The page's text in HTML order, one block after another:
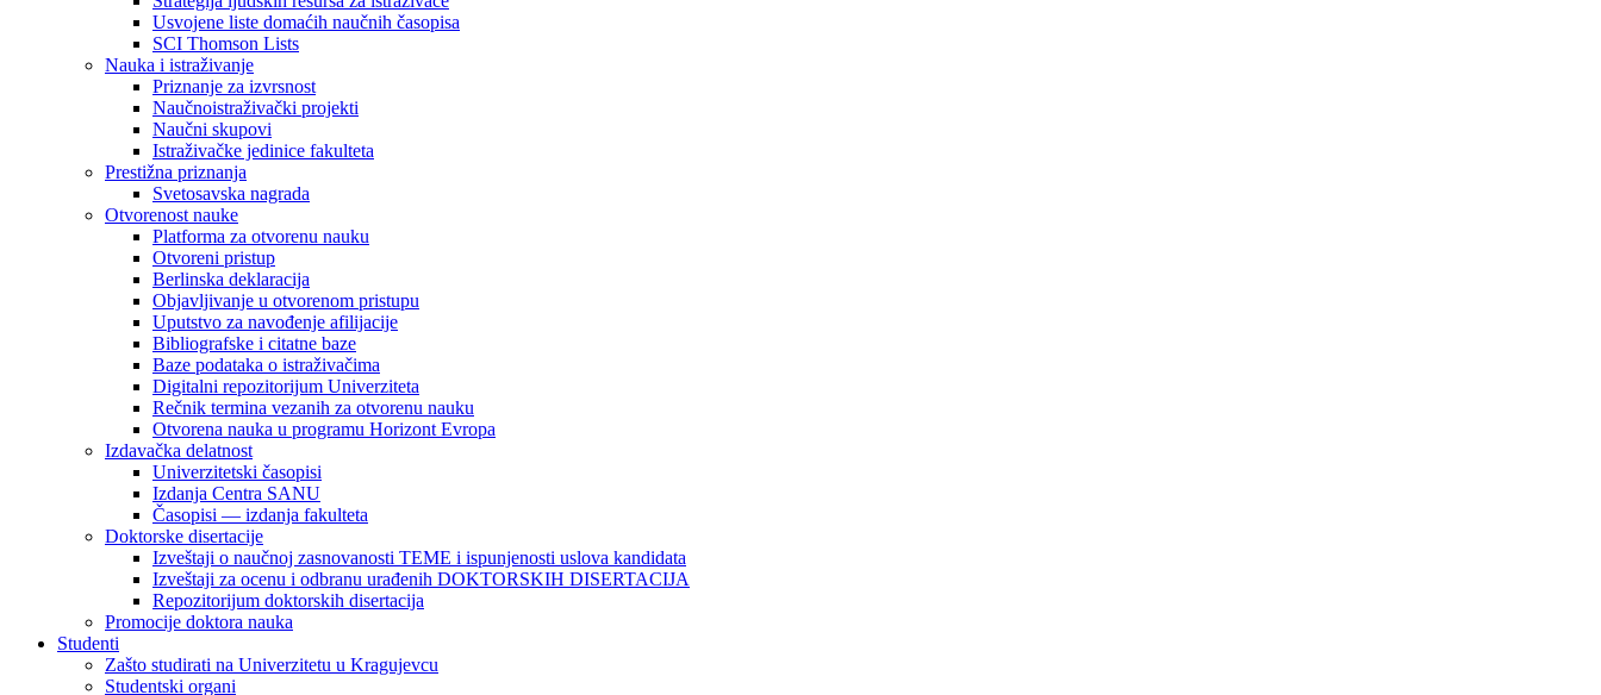
Usvojene liste domaćih naučnih časopisa
SCI Thomson Lists
Nauka i istraživanje
Priznanje za izvrsnost
Naučnoistraživački projekti
Naučni skupovi
Istraživačke jedinice fakulteta
Prestižna priznanja
Svetosavska nagrada
Otvorenost nauke
Platforma za otvorenu nauku
Otvoreni pristup
Berlinska deklaracija
Objavljivanje u otvorenom pristupu
Uputstvo za navođenje afilijacije
Bibliografske i citatne baze
Baze podataka o istraživačima
Digitalni repozitorijum Univerziteta
Rečnik termina vezanih za otvorenu nauku
Otvorena nauka u programu Horizont Evropa
Izdavačka delatnost
Univerzitetski časopisi
Izdanja Centra SANU
Časopisi — izdanja fakulteta
Doktorske disertacije
Izveštaji o naučnoj zasnovanosti TEME i ispunjenosti uslova kandidata
Izveštaji za ocenu i odbranu urađenih DOKTORSKIH DISERTACIJA
Repozitorijum doktorskih disertacija
Promocije doktora nauka
Studenti
Zašto studirati na Univerzitetu u Kragujevcu
Studentski organi